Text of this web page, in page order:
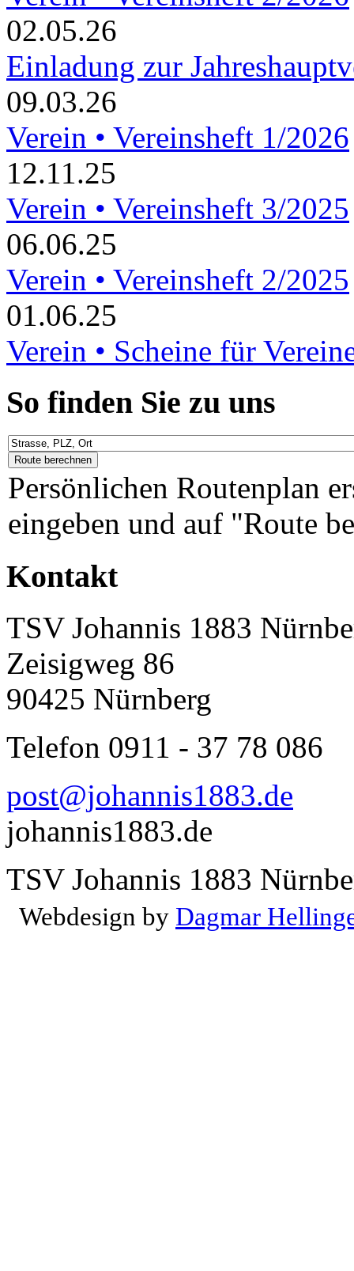
02.05.26
Einladung zur
09.03.26
Verein • Vereinsheft 1/2026
12.11.25
Verein • Vereinsheft 3/2025
06.06.25
Verein • Vereinsheft 2/2025
01.06.25
Verein • Scheine für
So finden Sie zu uns
Persönlichen Routenplan
eingeben und auf "Route
Kontakt
TSV Johannis 1883
Zeisigweg 86
90425 Nürnberg
Telefon 0911 - 37 78 086
post@johannis1883.de
johannis1883.de
TSV Johannis 1883
Webdesign by Dagmar